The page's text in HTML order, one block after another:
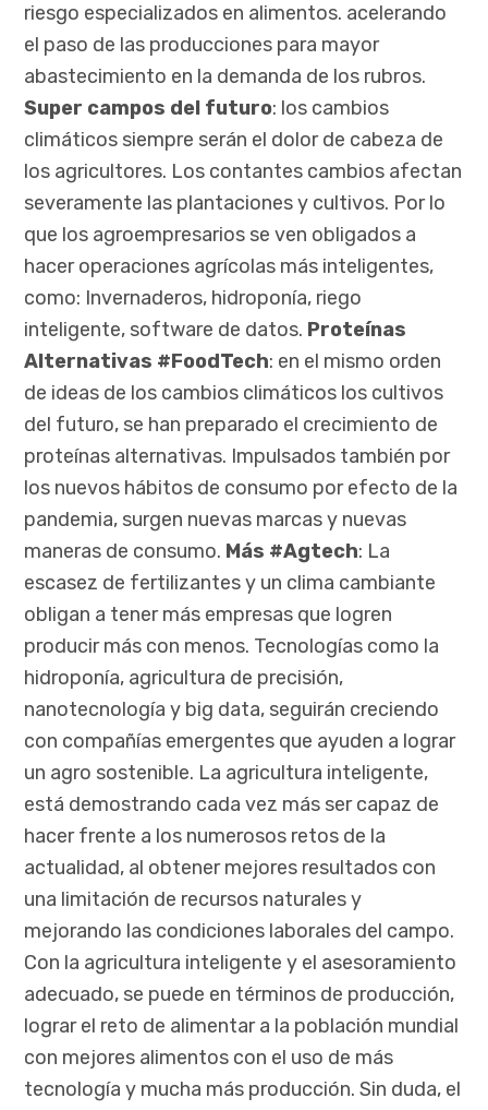
riesgo especializados en alimentos. acelerando
el paso de las producciones para mayor
abastecimiento en la demanda de los rubros.
Super campos del futuro: los cambios
climáticos siempre serán el dolor de cabeza de
los agricultores. Los contantes cambios afectan
severamente las plantaciones y cultivos. Por lo
que los agroempresarios se ven obligados a
hacer operaciones agrícolas más inteligentes,
como: Invernaderos, hidroponía, riego
inteligente, software de datos. Proteínas
Alternativas #FoodTech: en el mismo orden
de ideas de los cambios climáticos los cultivos
del futuro, se han preparado el crecimiento de
proteínas alternativas. Impulsados también por
los nuevos hábitos de consumo por efecto de la
pandemia, surgen nuevas marcas y nuevas
maneras de consumo. Más #Agtech: La
escasez de fertilizantes y un clima cambiante
obligan a tener más empresas que logren
producir más con menos. Tecnologías como la
hidroponía, agricultura de precisión,
nanotecnología y big data, seguirán creciendo
con compañías emergentes que ayuden a lograr
un agro sostenible. La agricultura inteligente,
está demostrando cada vez más ser capaz de
hacer frente a los numerosos retos de la
actualidad, al obtener mejores resultados con
una limitación de recursos naturales y
mejorando las condiciones laborales del campo.
Con la agricultura inteligente y el asesoramiento
adecuado, se puede en términos de producción,
lograr el reto de alimentar a la población mundial
con mejores alimentos con el uso de más
tecnología y mucha más producción. Sin duda, el